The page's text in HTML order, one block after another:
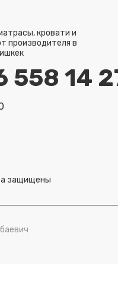
558 14
защищены
кровати и
производителя в